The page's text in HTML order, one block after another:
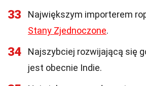
33
Największym importerem
Stany Zjednoczone.
34
Najszybciej rozwijającą się
jest obecnie Indie.